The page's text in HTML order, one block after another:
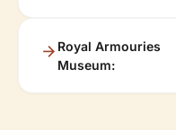
Royal Armouries
Museum: